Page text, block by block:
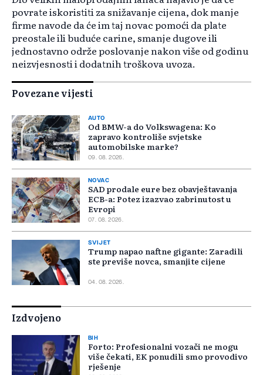
povrate iskoristiti za snižavanje cijena, dok manje
firme navode da će im taj novac pomoći da plate
preostale ili buduće carine, smanje dugove ili
jednostavno održe poslovanje nakon više od godinu
neizvjesnosti i dodatnih troškova uvoza.
Povezane vijesti
AUTO
Od BMW-a do Volkswagena: Ko
zapravo kontroliše svjetske
automobilske marke?
09. 08. 2026.
NOVAC
SAD prodale eure bez obavještavanja
ECB-a: Potez izazvao zabrinutost u
Evropi
07. 08. 2026.
SVIJET
Trump napao naftne gigante: Zaradili
ste previše novca, smanjite cijene
04. 08. 2026.
Izdvojeno
BIH
Forto: Profesionalni vozači ne mogu
više čekati, EK ponudili smo provodivo
rješenje